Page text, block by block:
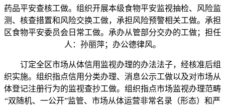
药品平安查核工做。组织开展本级食物平安监视抽检、风险监
测、核查措置和风险交换工做，承担风险预警相关工做。承担
区食物平安委员会日常工做。承办从管部分交办的工做；担任
人：孙丽萍；办公德律风。
订定全区市场从体信用监视办理的办法法子，经核准后组
织实施。组织指点信用分类办理、消息公示工做以及对市场从
体登记注册行为的监视查抄工做。组织指点市场监视办理范畴
“双随机、一公开”监管、市场从体运营非常名录（形态）和严